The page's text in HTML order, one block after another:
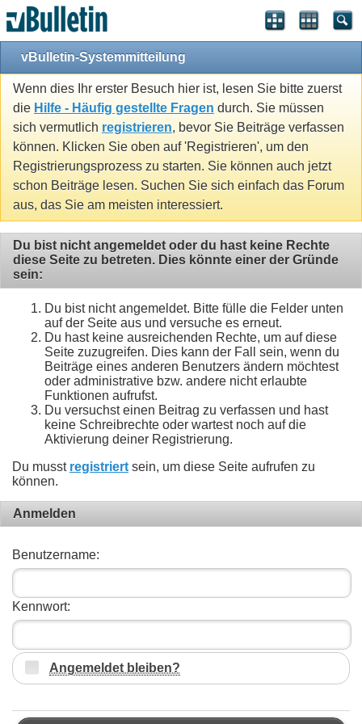
vBulletin-Systemmitteilung
Wenn dies Ihr erster Besuch hier ist, lesen Sie bitte zuerst
die Hilfe - Häufig gestellte Fragen durch. Sie müssen
sich vermutlich registrieren, bevor Sie Beiträge verfassen
können. Klicken Sie oben auf 'Registrieren', um den
Registrierungsprozess zu starten. Sie können auch jetzt
schon Beiträge lesen. Suchen Sie sich einfach das Forum
aus, das Sie am meisten interessiert.
Du bist nicht angemeldet oder du hast keine Rechte
diese Seite zu betreten. Dies könnte einer der Gründe
sein:
Du bist nicht angemeldet. Bitte fülle die Felder unten
auf der Seite aus und versuche es erneut.
Du hast keine ausreichenden Rechte, um auf diese
Seite zuzugreifen. Dies kann der Fall sein, wenn du
Beiträge eines anderen Benutzers ändern möchtest
oder administrative bzw. andere nicht erlaubte
Funktionen aufrufst.
Du versuchst einen Beitrag zu verfassen und hast
keine Schreibrechte oder wartest noch auf die
Aktivierung deiner Registrierung.
Du musst registriert sein, um diese Seite aufrufen zu
können.
Anmelden
Benutzername:
Kennwort:
Angemeldet bleiben?